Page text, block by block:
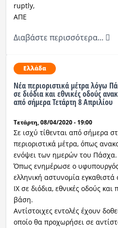
ruptly,
ΑΠΕ
Διαβάστε περισσότερα...
Ελλάδα
Νέα περιοριστικά μέτρα λόγω
σε διόδια και εθνικές οδούς
από σήμερα Τετάρτη 8 Απριλίου
Τετάρτη, 08/04/2020 - 19:00
Σε ισχύ τίθενται από σήμερα
περιοριστικά μέτρα, όπως
ενόψει των ημερών του Πάσχα.
Όπως ενημέρωσε ο υφυπουργός
ελληνική αστυνομία
ΙΧ σε διόδια, εθνικές οδούς
βάση.
Αντίστοιχες εντολές έχουν
οποίο θα προχωρήσει σε